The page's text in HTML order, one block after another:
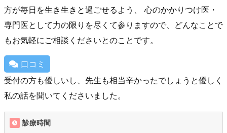
方が毎日を生き生きと過ごせるよう、 心のかかりつけ医・
専門医として力の限りを尽くて参りますので、どんなことで
もお気軽にご相談くださいとのことです。
口コミ
受付の方も優しいし、先生も相当辛かったでしょうと優しく
私の話を聞いてくださいました。
診療時間